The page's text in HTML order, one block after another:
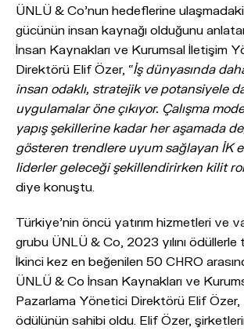
ÜNLÜ & Co’nun hedeflerine
gücünün insan kaynağı olduğunu
İnsan Kaynakları ve Kurumsal İletişim
Direktörü Elif Özer, “İş dünyasında
insan odaklı, stratejik ve potansiyele
uygulamalar öne çıkıyor. Çalışma
yapış şekillerine kadar her aşamada
gösteren trendlere uyum sağlayan İK
liderler geleceği şekillendirirken kilit
diye konuştu.
Türkiye’nin öncü yatırım hizmetleri ve
grubu ÜNLÜ & Co, 2023 yılını ödüllerle
İkinci kez en beğenilen 50 CHRO
ÜNLÜ & Co İnsan Kaynakları ve
Pazarlama Yönetici Direktörü Elif Özer,
ödülünün sahibi oldu. Elif Özer,